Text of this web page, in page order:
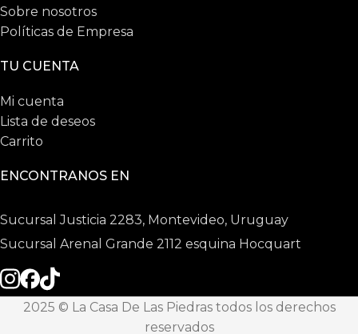
Sobre nosotros
Políticas de Empresa
TU CUENTA
Mi cuenta
Lista de deseos
Carrito
ENCONTRANOS EN
Sucursal Justicia 2283, Montevideo, Uruguay
Sucursal Arenal Grande 2112 esquina Hocquart
2025 © La Casa De Las Piedras todos los derechos
reservados